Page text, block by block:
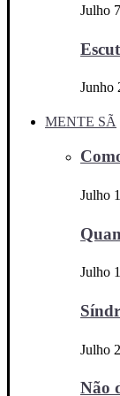
Julho
Junho
MENTE SÃ
Julho
Julho
Julho
Não